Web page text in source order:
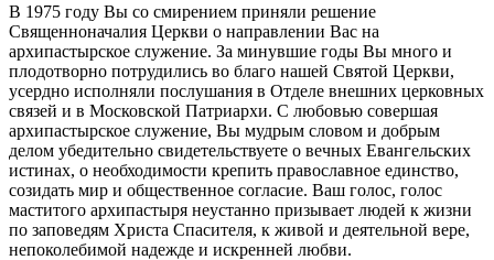
В 1975 году Вы со смирением приняли решение
Священноначалия Церкви о направлении Вас на
архипастырское служение. За минувшие годы Вы много и
плодотворно потрудились во благо нашей Святой Церкви,
усердно исполняли послушания в Отделе внешних церковных
связей и в Московской Патриархи. С любовью совершая
архипастырское служение, Вы мудрым словом и добрым
делом убедительно свидетельствуете о вечных Евангельских
истинах, о необходимости крепить православное единство,
созидать мир и общественное согласие. Ваш голос, голос
маститого архипастыря неустанно призывает людей к жизни
по заповедям Христа Спасителя, к живой и деятельной вере,
непоколебимой надежде и искренней любви.